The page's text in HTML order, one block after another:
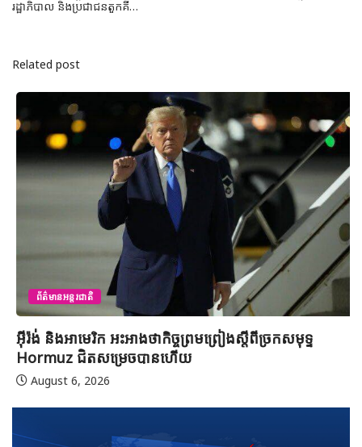
រដ្ឋាភិបាល និងប្រជាជនតួកគី…
Related post
ព័ត៌មានអន្តរជាតិ
អ៊ីរ៉ង់ និងអាមេរិក អះអាងថាកិច្ចព្រមព្រៀងស្តីពីច្រកសមុទ្ទ
Hormuz ជិតសម្រេចបានហើយ
August 6, 2026